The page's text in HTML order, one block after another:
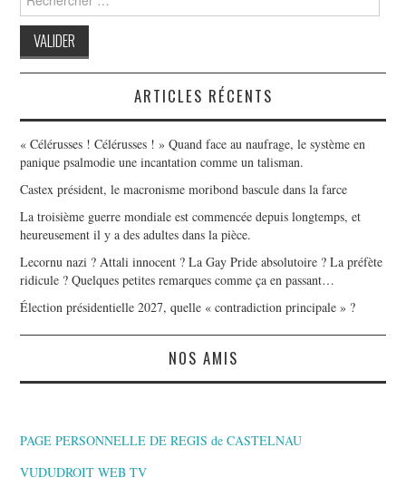
for:
ARTICLES RÉCENTS
« Célérusses ! Célérusses ! » Quand face au naufrage, le système en
panique psalmodie une incantation comme un talisman.
Castex président, le macronisme moribond bascule dans la farce
La troisième guerre mondiale est commencée depuis longtemps, et
heureusement il y a des adultes dans la pièce.
Lecornu nazi ? Attali innocent ? La Gay Pride absolutoire ? La préfète
ridicule ? Quelques petites remarques comme ça en passant…
Élection présidentielle 2027, quelle « contradiction principale » ?
NOS AMIS
PAGE PERSONNELLE DE REGIS de CASTELNAU
VUDUDROIT WEB TV